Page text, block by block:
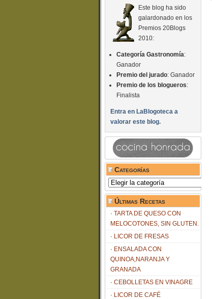
Este blog ha sido
galardonado en los
Premios 20Blogs
2010:
Categoría Gastronomía:
Ganador
Premio del jurado: Ganador
Premio de los blogueros:
Finalista
Entra en LaBlogoteca a
valorar este blog.
Categorías
Categorías
Últimas Recetas
TARTA DE QUESO CON
MELOCOTONES, SIN GLUTEN.
LICOR DE FRESAS
ENSALADA CON
QUINOA,NARANJA Y
GRANADA
CEBOLLETAS EN VINAGRE
LICOR DE CAFÉ